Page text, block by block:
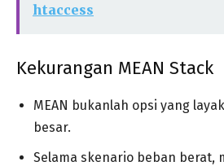
htaccess
Kekurangan MEAN Stack
MEAN bukanlah opsi yang
besar.
Selama skenario beban berat,